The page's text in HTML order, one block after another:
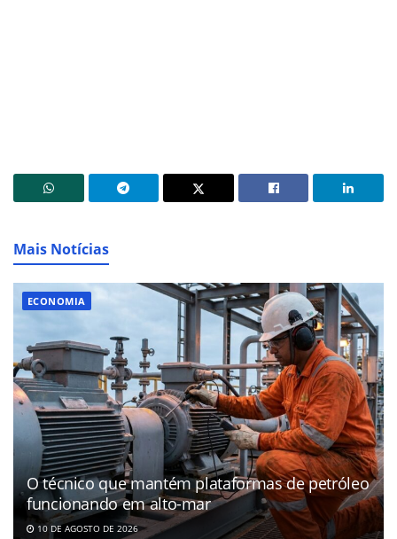
Mais Notícias
ECONOMIA
O técnico que mantém plataformas de petróleo
funcionando em alto-mar
10 DE AGOSTO DE 2026